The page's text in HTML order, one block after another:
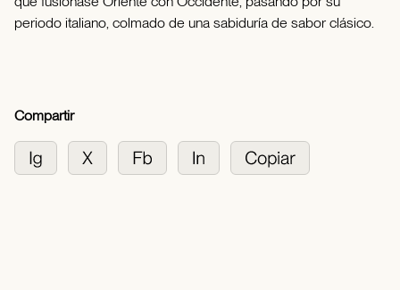
periodo italiano, colmado de una sabiduría de sabor clásico.
Compartir